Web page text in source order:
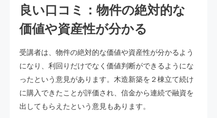
良い口コミ：物件の絶対的な
価値や資産性が分かる
受講者は、物件の絶対的な価値や資産性が分かるよう
になり、利回りだけでなく価値判断ができるようにな
ったという意見があります。木造新築を２棟立て続け
に購入できたことが評価され、信金から連続で融資を
出してもらえたという意見もあります。